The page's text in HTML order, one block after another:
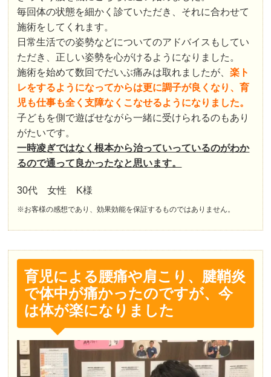
毎回体の状態を細かく診ていただき、それに合わせて
施術をしてくれます。
日常生活での姿勢などについてのアドバイスもしてい
ただき、正しい姿勢を心がけるようになりました。
施術を始めて数回でだいぶ痛みは取れましたが、楽ト
レをするようになってからは更に調子が良くなり、育
児も仕事も全く支障なくこなせるようになりました。
子どもを側で遊ばせながら一緒に受けられるのもあり
がたいです。
一時凌ぎではなく根本から治っていっているのがわか
るので通って良かったなと思います。
30代 女性 K様
※お客様の感想であり、効果効能を保証するものではありません。
育児による腰痛や肩こり、腱鞘炎
で体中が痛かったのですが、今
は体が楽になりました